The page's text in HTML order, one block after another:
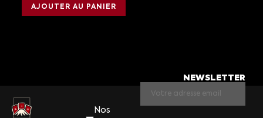
AJOUTER AU PANIER
Nos
NEWSLETTER